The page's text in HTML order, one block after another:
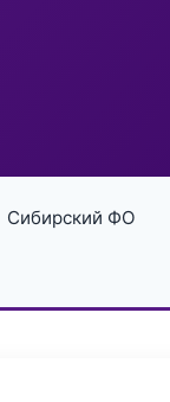
Сибирский ФО